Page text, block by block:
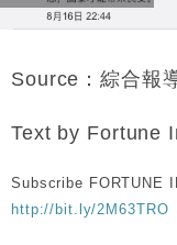
Source：綜合報
Text by Fortune
Subscribe FORTUNE
http://bit.ly/2M63TRO